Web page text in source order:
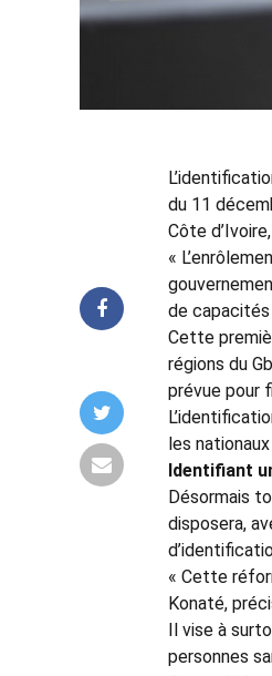
du 11
Côte
«
de capacités
Cette
régions du
prévue pour
les
Identifiant
Désormais
disposera,
« Cette
Konaté,
Il vise à
personnes